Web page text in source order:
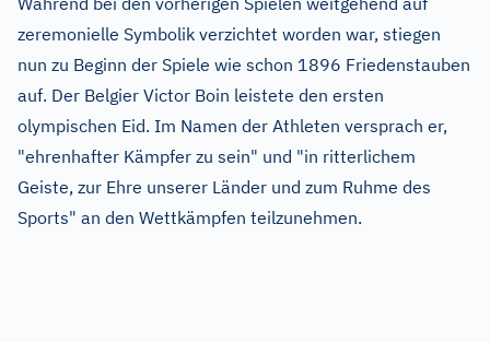
zeremonielle Symbolik verzichtet worden war, stiegen
nun zu Beginn der Spiele wie schon 1896 Friedenstauben
auf. Der Belgier Victor Boin leistete den ersten
olympischen Eid. Im Namen der Athleten versprach er,
"ehrenhafter Kämpfer zu sein" und "in ritterlichem
Geiste, zur Ehre unserer Länder und zum Ruhme des
Sports" an den Wettkämpfen teilzunehmen.